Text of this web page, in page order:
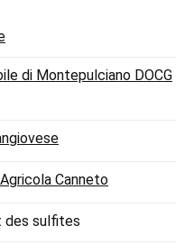
di Montepulciano DOCG
Canneto
des sulfites